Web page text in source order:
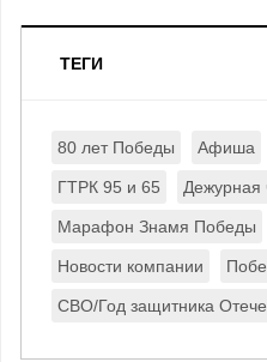
ТЕГИ
80 лет Победы Афиша
ГТРК 95 и 65 Дежурная
Марафон Знамя Победы
Новости компании
СВО/Год защитника